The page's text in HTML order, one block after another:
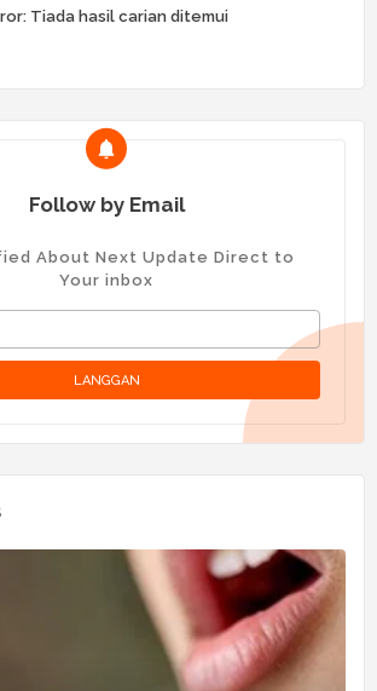
Tiada hasil carian ditemui
Follow by Email
About Next Update Direct to
Your inbox